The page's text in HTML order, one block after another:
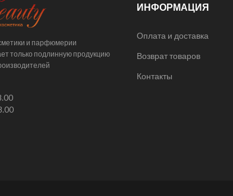
и парфюмерии
только подлинную продукцию
ИНФОРМАЦИЯ
Оплата и доставка
Возврат товаров
Контакты